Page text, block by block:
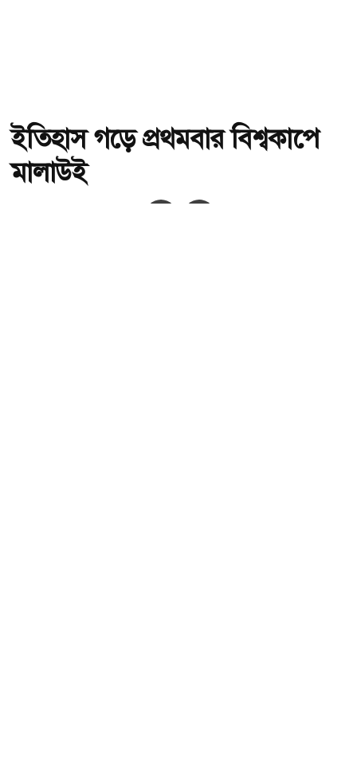
ইতিহাস গড়ে প্রথমবার বিশ্বকাপে
মালাউই